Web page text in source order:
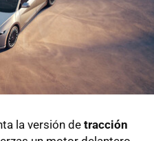
la versión de tracción